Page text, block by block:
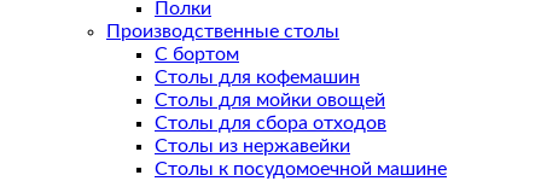
Полки
Производственные столы
С бортом
Столы для кофемашин
Столы для мойки овощей
Столы для сбора отходов
Столы из нержавейки
Столы к посудомоечной машине